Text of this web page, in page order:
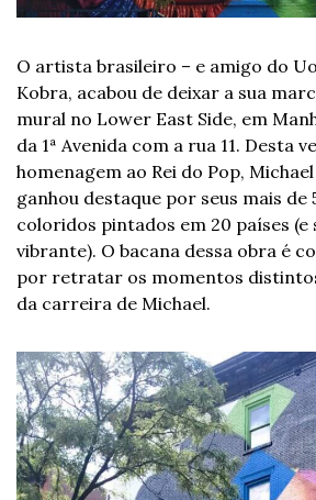
O artista brasileiro – e amigo do
Kobra, acabou de deixar a sua
mural no Lower East Side, em
da 1ª Avenida com a rua 11. Desta
homenagem ao Rei do Pop,
ganhou destaque por seus mais de
coloridos pintados em 20 países (e
vibrante). O bacana dessa obra é
por retratar os momentos
da carreira de Michael.